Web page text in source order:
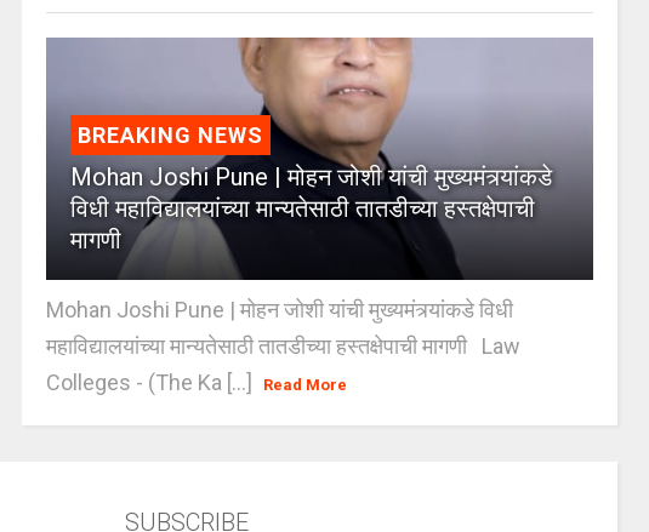
BREAKING NEWS
Mohan Joshi Pune | मोहन जोशी यांची मुख्यमंत्र्यांकडे
विधी महाविद्यालयांच्या मान्यतेसाठी तातडीच्या हस्तक्षेपाची
मागणी
Mohan Joshi Pune | मोहन जोशी यांची मुख्यमंत्र्यांकडे विधी
महाविद्यालयांच्या मान्यतेसाठी तातडीच्या हस्तक्षेपाची मागणी Law
Colleges - (The Ka [...]
Read More
SUBSCRIBE